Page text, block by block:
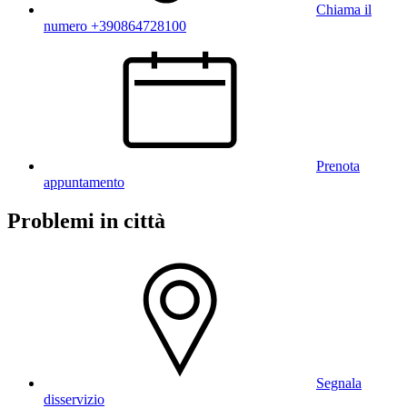
Chiama il
numero +390864728100
Prenota
appuntamento
Problemi in città
Segnala
disservizio